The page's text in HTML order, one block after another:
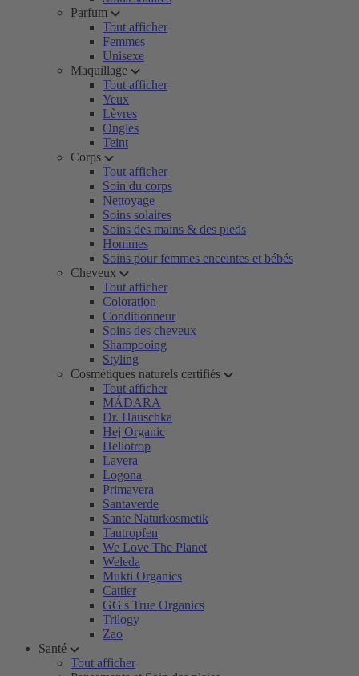
Parfum
Tout afficher
Femmes
Unisexe
Maquillage
Tout afficher
Yeux
Lèvres
Ongles
Teint
Corps
Tout afficher
Soin du corps
Nettoyage
Soins solaires
Soins des mains & des pieds
Hommes
Soins pour femmes enceintes et bébés
Cheveux
Tout afficher
Coloration
Conditionneur
Soins des cheveux
Shampooing
Styling
Cosmétiques naturels certifiés
Tout afficher
MÁDARA
Dr. Hauschka
Hej Organic
Heliotrop
Lavera
Logona
Primavera
Santaverde
Sante Naturkosmetik
Tautropfen
We Love The Planet
Weleda
Mukti Organics
Cattier
GG's True Organics
Trilogy
Zao
Santé
Tout afficher